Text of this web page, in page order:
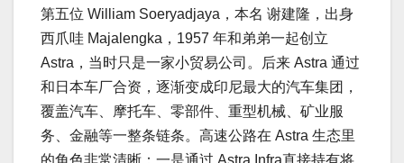
第五位 William Soeryadjaya，本名 谢建隆，出身
西爪哇 Majalengka，1957 年和弟弟一起创立
Astra，当时只是一家小贸易公司。后来 Astra 通过
和日本车厂合资，逐渐变成印尼最大的汽车集团，
覆盖汽车、摩托车、零部件、重型机械、矿业服
务、金融等一整条链条。高速公路在 Astra 生态里
的角色非常清晰：一是通过 Astra Infra直接持有将